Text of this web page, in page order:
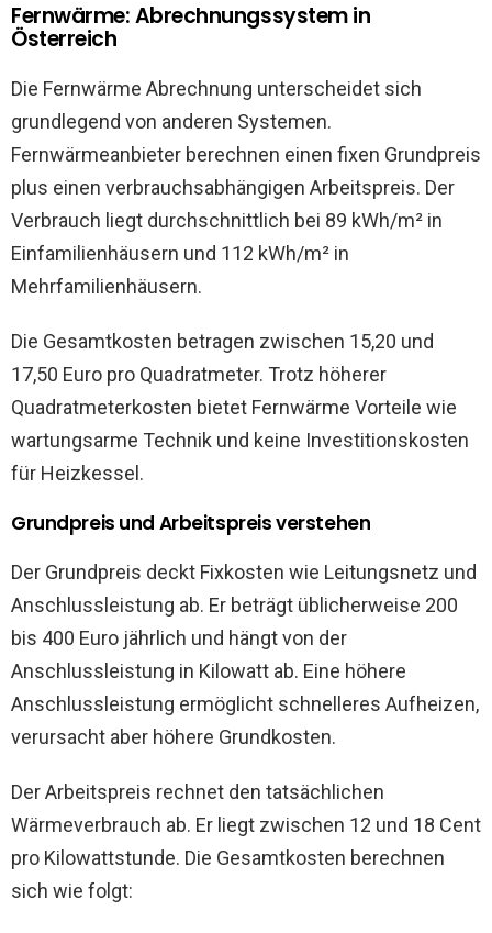
Fernwärme: Abrechnungssystem in
Österreich
Die Fernwärme Abrechnung unterscheidet sich
grundlegend von anderen Systemen.
Fernwärmeanbieter berechnen einen fixen Grundpreis
plus einen verbrauchsabhängigen Arbeitspreis. Der
Verbrauch liegt durchschnittlich bei 89 kWh/m² in
Einfamilienhäusern und 112 kWh/m² in
Mehrfamilienhäusern.
Die Gesamtkosten betragen zwischen 15,20 und
17,50 Euro pro Quadratmeter. Trotz höherer
Quadratmeterkosten bietet Fernwärme Vorteile wie
wartungsarme Technik und keine Investitionskosten
für Heizkessel.
Grundpreis und Arbeitspreis verstehen
Der Grundpreis deckt Fixkosten wie Leitungsnetz und
Anschlussleistung ab. Er beträgt üblicherweise 200
bis 400 Euro jährlich und hängt von der
Anschlussleistung in Kilowatt ab. Eine höhere
Anschlussleistung ermöglicht schnelleres Aufheizen,
verursacht aber höhere Grundkosten.
Der Arbeitspreis rechnet den tatsächlichen
Wärmeverbrauch ab. Er liegt zwischen 12 und 18 Cent
pro Kilowattstunde. Die Gesamtkosten berechnen
sich wie folgt: